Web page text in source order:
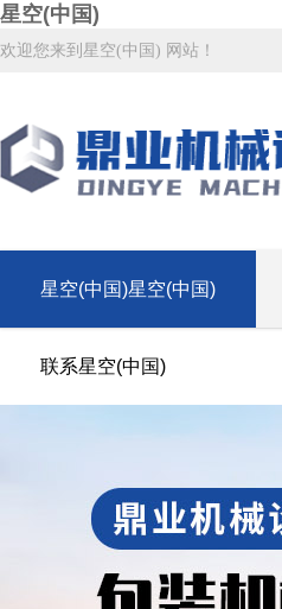
星空(中国)
欢迎您来到星空(中国) 网站！
星空(中国)星空(中国)
联系星空(中国)